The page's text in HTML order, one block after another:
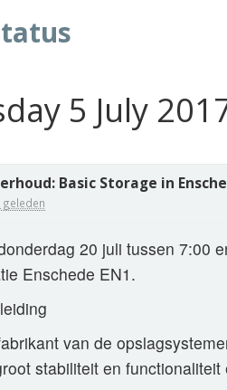
5 July
Basic Storage in
geleden
20 juli tussen 7:00
Enschede EN1.
van de
stabiliteit en